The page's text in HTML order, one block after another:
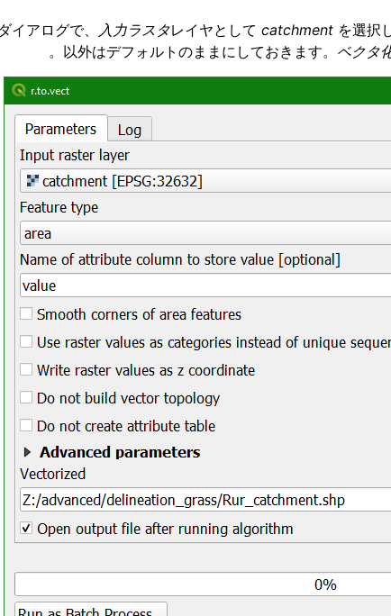
ダイアログで、 入力ラスタレイヤとして catchment を選択
以外はデフォルトのままにしておきます。 ベクタ